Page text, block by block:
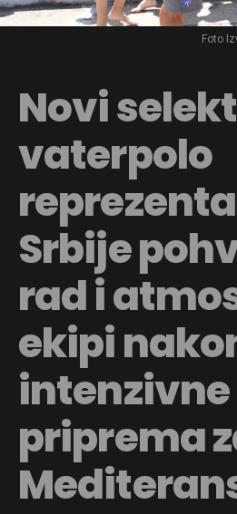
Foto
Novi
vaterpolo
Srbije
rad i
ekipi
priprema